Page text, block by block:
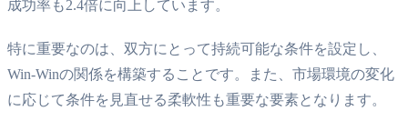
成功率も2.4倍に向上しています。
特に重要なのは、双方にとって持続可能な条件を設定し、
Win-Winの関係を構築することです。また、市場環境の変化
に応じて条件を見直せる柔軟性も重要な要素となります。